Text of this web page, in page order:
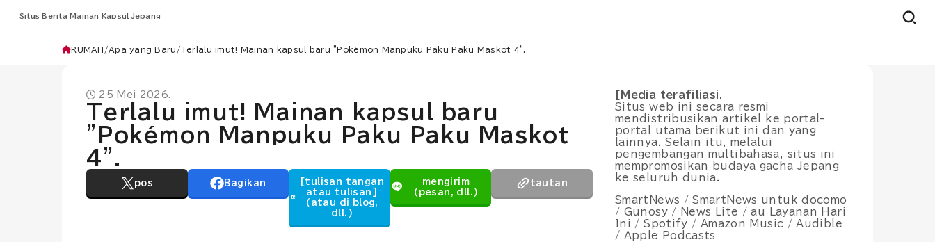
Situs Berita Mainan Kapsul Jepang
RUMAH Apa yang Baru Terlalu imut! Mainan kapsul baru "Pokémon Manpuku Paku Paku Maskot 4".
25 Mei 2026.
Terlalu imut! Mainan kapsul baru
"Pokémon Manpuku Paku Paku Maskot
4".
pos Bagikan
[tulisan tangan
atau tulisan]
(atau di blog,
dll.)
mengirim
(pesan, dll.)
tautan
[Media terafiliasi.
Situs web ini secara resmi
mendistribusikan artikel ke portal-
portal utama berikut ini dan yang
lainnya. Selain itu, melalui
pengembangan multibahasa, situs ini
mempromosikan budaya gacha Jepang
ke seluruh dunia.
SmartNews / SmartNews untuk docomo
/ Gunosy / News Lite / au Layanan Hari
Ini / Spotify / Amazon Music / Audible
/ Apple Podcasts